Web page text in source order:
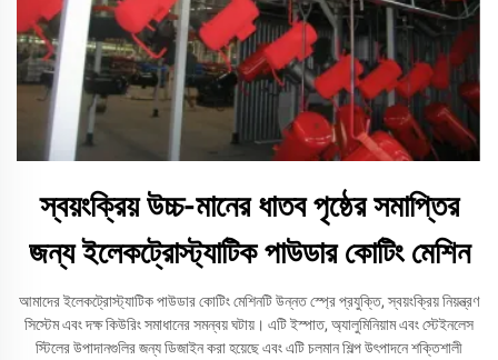
স্বয়ংক্রিয় উচ্চ-মানের ধাতব পৃষ্ঠের সমাপ্তির
জন্য ইলেকট্রোস্ট্যাটিক পাউডার কোটিং মেশিন
আমাদের ইলেকট্রোস্ট্যাটিক পাউডার কোটিং মেশিনটি উন্নত স্প্রে প্রযুক্তি, স্বয়ংক্রিয় নিয়ন্ত্রণ
সিস্টেম এবং দক্ষ কিউরিং সমাধানের সমন্বয় ঘটায়। এটি ইস্পাত, অ্যালুমিনিয়াম এবং স্টেইনলেস
স্টিলের উপাদানগুলির জন্য ডিজাইন করা হয়েছে এবং এটি চলমান শিল্প উৎপাদনে শক্তিশালী